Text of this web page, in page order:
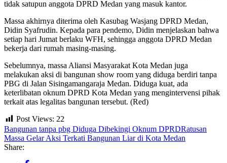
tidak satupun anggota DPRD Medan yang masuk kantor.
Massa akhirnya diterima oleh Kasubag Wasjang DPRD Medan,
Didin Syafrudin. Kepada para pendemo, Didin menjelaskan bahwa
setiap hari Jumat berlaku WFH, sehingga anggota DPRD Medan
bekerja dari rumah masing-masing.
Sebelumnya, massa Aliansi Masyarakat Kota Medan juga
melakukan aksi di bangunan show room yang diduga berdiri tanpa
PBG di Jalan Sisingamangaraja Medan. Diduga kuat, ada
keterlibatan oknum DPRD Kota Medan yang mengintervensi pihak
terkait atas legalitas bangunan tersebut. (Red)
Post Views: 22
Bangunan tanpa pbg Diduga Dibekingi Oknum DPRDRatusan
Massa Gelar Aksi Terkati Bangunan Liar di Kota Medan
Share: